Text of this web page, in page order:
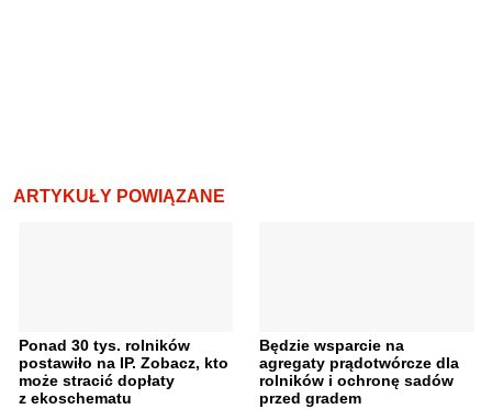
ARTYKUŁY POWIĄZANE
Ponad 30 tys. rolników
postawiło na IP. Zobacz, kto
może stracić dopłaty
z ekoschematu
Będzie wsparcie na
agregaty prądotwórcze dla
rolników i ochronę sadów
przed gradem